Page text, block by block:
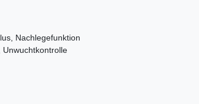
Nachlegefunktion
Unwuchtkontrolle